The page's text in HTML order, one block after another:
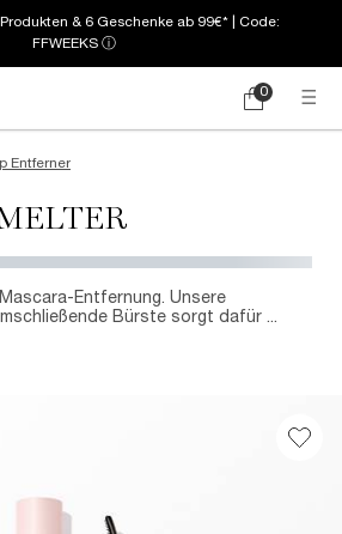
& 6 Geschenke ab 99€* | Code:
FFWEEKS ⓘ
Mein
0
0 produkt
Entferner
Entfernung. Unsere
Bürste sorgt dafür ...